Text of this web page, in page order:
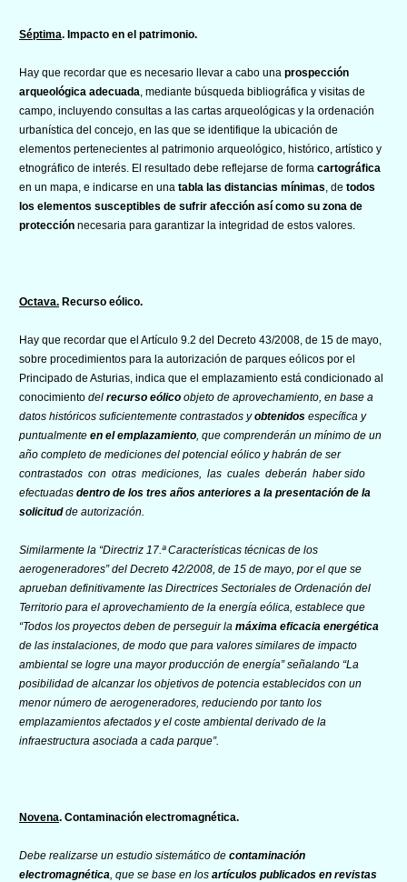
Séptima. Impacto en el patrimonio.
Hay que recordar que es necesario llevar a cabo una prospección
arqueológica adecuada , mediante búsqueda bibliográfica y visitas de
campo, incluyendo consultas a las cartas arqueológicas y la ordenación
urbanística del concejo, en las que se identifique la ubicación de
elementos pertenecientes al patrimonio arqueológico, histórico, artístico y
etnográfico de interés. El resultado debe reflejarse de forma cartográfica
en un mapa, e indicarse en una tabla las distancias mínimas , de todos
los elementos susceptibles de sufrir afección así como su zona de
protección necesaria para garantizar la integridad de estos valores.
Octava. Recurso eólico.
Hay que recordar que el Artículo 9.2 del Decreto 43/2008, de 15 de mayo,
sobre procedimientos para la autorización de parques eólicos por el
Principado de Asturias, indica que el emplazamiento está condicionado al
conocimiento del recurso eólico objeto de aprovechamiento, en base a
datos históricos suficientemente contrastados yobtenidos específica y
puntualmente en el emplazamiento , que comprenderán un mínimo de un
año completo de mediciones del potencial eólico y habrán de ser
contrastados con otras mediciones, las cuales deberán haber sido
efectuadas dentro de los tres años anteriores a la presentación de la
solicitudde autorización.
Similarmente la “Directriz 17.ª Características técnicas de los
aerogeneradores” del Decreto 42/2008, de 15 de mayo, por el que se
aprueban definitivamente las Directrices Sectoriales de Ordenación del
Territorio para el aprovechamiento de la energía eólica, establece que
“Todos los proyectos deben de perseguir la máxima eficacia energética
de las instalaciones, de modo que para valores similares de impacto
ambiental se logre una mayor producción de energía” señalando “La
posibilidad de alcanzar los objetivos de potencia establecidos con un
menor número de aerogeneradores, reduciendo por tanto los
emplazamientos afectados y el coste ambiental derivado de la
infraestructura asociada a cada parque”.
Novena. Contaminación electromagnética.
Debe realizarse un estudio sistemático de contaminación
electromagnética , que se base en los artículos publicados en revistas